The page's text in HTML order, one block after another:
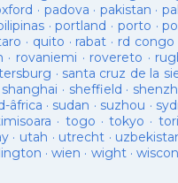
· padova · pakistan ·
·portland · porto ·
· quito · rabat · rd congo
· rovaniemi · rovereto ·
· santa cruz de la
shanghai · sheffield ·
âfrica · sudan · suzhou ·
· togo ·tokyo ·
· utah · utrecht ·
·wien · wight·